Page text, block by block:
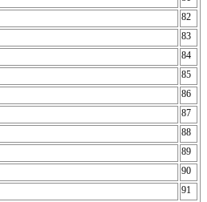
82
83
84
85
86
87
88
89
90
91